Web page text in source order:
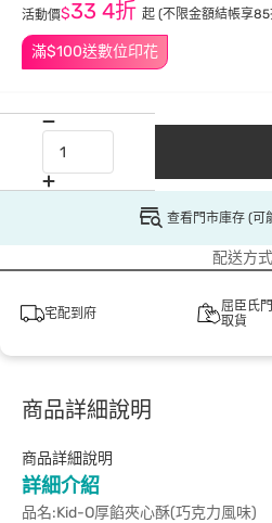
滿$100送數位印花
活動價$33 4折 起 (不限金額結帳享85
查看門市庫存 (可
配送方式
宅配到府
屈臣氏
取貨
商品詳細說明
商品詳細說明
詳細介紹
品名:Kid-O厚餡夾心酥(巧克力風味)